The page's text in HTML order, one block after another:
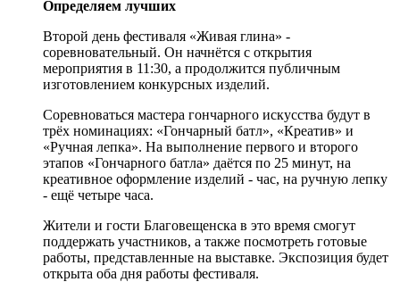
Определяем лучших
Второй день фестиваля «Живая глина» -
соревновательный. Он начнётся с открытия
мероприятия в 11:30, а продолжится публичным
изготовлением конкурсных изделий.
Соревноваться мастера гончарного искусства будут в
трёх номинациях: «Гончарный батл», «Креатив» и
«Ручная лепка». На выполнение первого и второго
этапов «Гончарного батла» даётся по 25 минут, на
креативное оформление изделий - час, на ручную лепку
- ещё четыре часа.
Жители и гости Благовещенска в это время смогут
поддержать участников, а также посмотреть готовые
работы, представленные на выставке. Экспозиция будет
открыта оба дня работы фестиваля.